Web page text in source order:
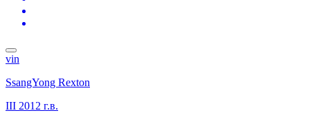
vin
SsangYong Rexton
III 2012 г.в.